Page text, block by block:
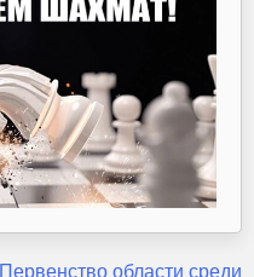
Первенство области среди